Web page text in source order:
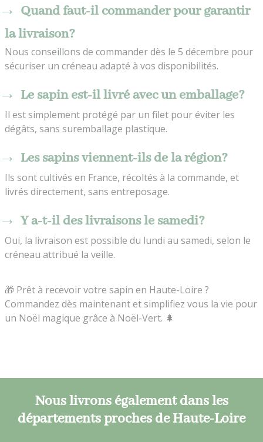
Quand faut-il commander pour garantir
la livraison?
Nous conseillons de commander dès le 5 décembre pour
sécuriser un créneau adapté à vos disponibilités.
Le sapin est-il livré avec un emballage?
Il est simplement protégé par un filet pour éviter les
dégâts, sans suremballage plastique.
Les sapins viennent-ils de la région?
Ils sont cultivés en France, récoltés à la commande, et
livrés directement, sans entreposage.
Y a-t-il des livraisons le samedi?
Oui, la livraison est possible du lundi au samedi, selon le
créneau attribué la veille.
🎁 Prêt à recevoir votre sapin en Haute-Loire ?
Commandez dès maintenant et simplifiez vous la vie pour
un Noël magique grâce à Noël-Vert. 🌲
Nous livrons également dans les
départements proches de Haute-Loire